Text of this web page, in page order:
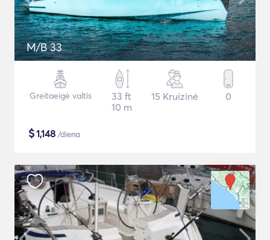
M/B 33
Greitaeigė valtis
33 ft
10 m
15 Kruizinė 0
$1,148 /diena